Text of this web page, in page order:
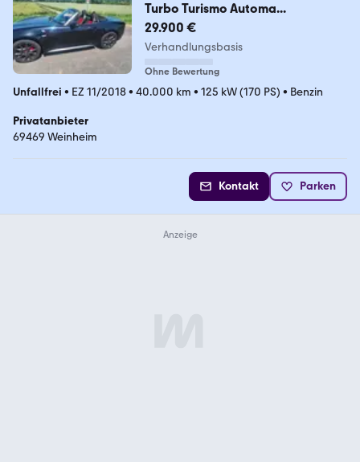
Turbo Turismo Automa...
29.900 €
Verhandlungsbasis
Ohne Bewertung
Unfallfrei • EZ 11/2018• 40.000 km • 125 kW (170 PS) • Benzin
Privatanbieter
69469 Weinheim
Kontakt Parken